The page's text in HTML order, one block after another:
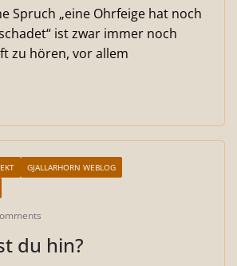
Spruch „eine Ohrfeige hat noch
ist zwar immer noch
zu hören, vor allem
GJALLARHORN WEBLOG
du hin?